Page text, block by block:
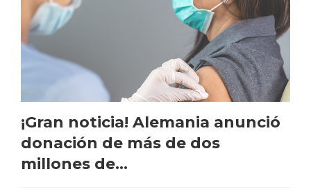
¡Gran noticia! Alemania anunció
donación de más de dos
millones de...